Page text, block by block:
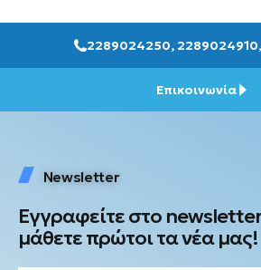
2289024250,
Επικοινωνία
Newsletter
Εγγραφείτε στο
μάθετε πρώτοι τα νέα μας!